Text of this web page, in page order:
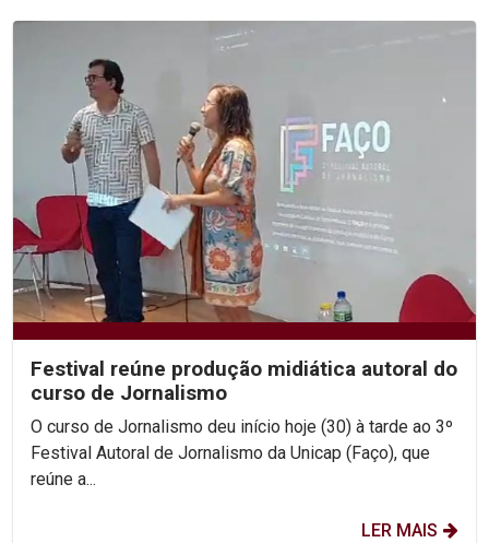
Festival reúne produção midiática autoral do
curso de Jornalismo
O curso de Jornalismo deu início hoje (30) à tarde ao 3º
Festival Autoral de Jornalismo da Unicap (Faço), que
reúne a...
LER MAIS